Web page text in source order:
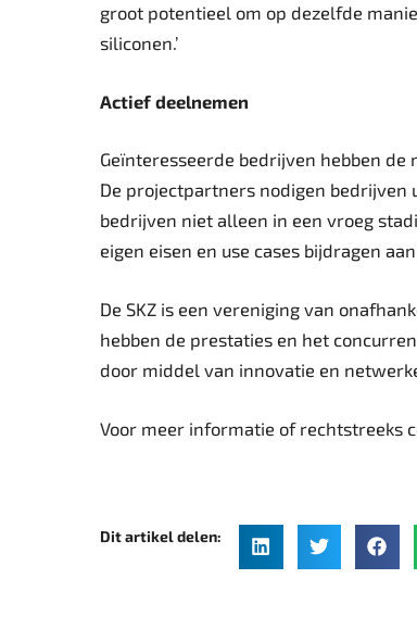
groot potentieel om op dezelfde
siliconen.’
Actief deelnemen
Geïnteresseerde bedrijven hebben
De projectpartners nodigen bedrijven
bedrijven niet alleen in een vroeg
eigen eisen en use cases bijdragen
De SKZ is een vereniging van
hebben de prestaties en het
door middel van innovatie en
Voor meer informatie of rechtstreeks
Dit artikel delen: